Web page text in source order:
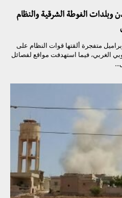
الغوطة الشرقية والنظام
متفجرة ألقتها قوات النظام على
الغربي، فيما استهدفت مواقع لفصائل